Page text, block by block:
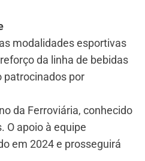
modalidades esportivas
da linha de bebidas
patrocinados por
da Ferroviária, conhecido
O apoio à equipe
em 2024 e prosseguirá